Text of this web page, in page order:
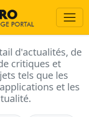
d'actualités, de
critiques et
tels que les
et les